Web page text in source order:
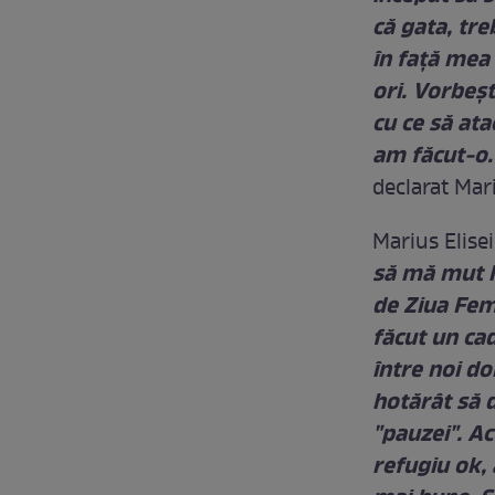
că gata,
în față
ori.
cu ce să
am făcut-
declarat
Marius
să mă mut
de Ziua
făcut un
între noi
hotărât să
"pauzei".
refugiu ok,